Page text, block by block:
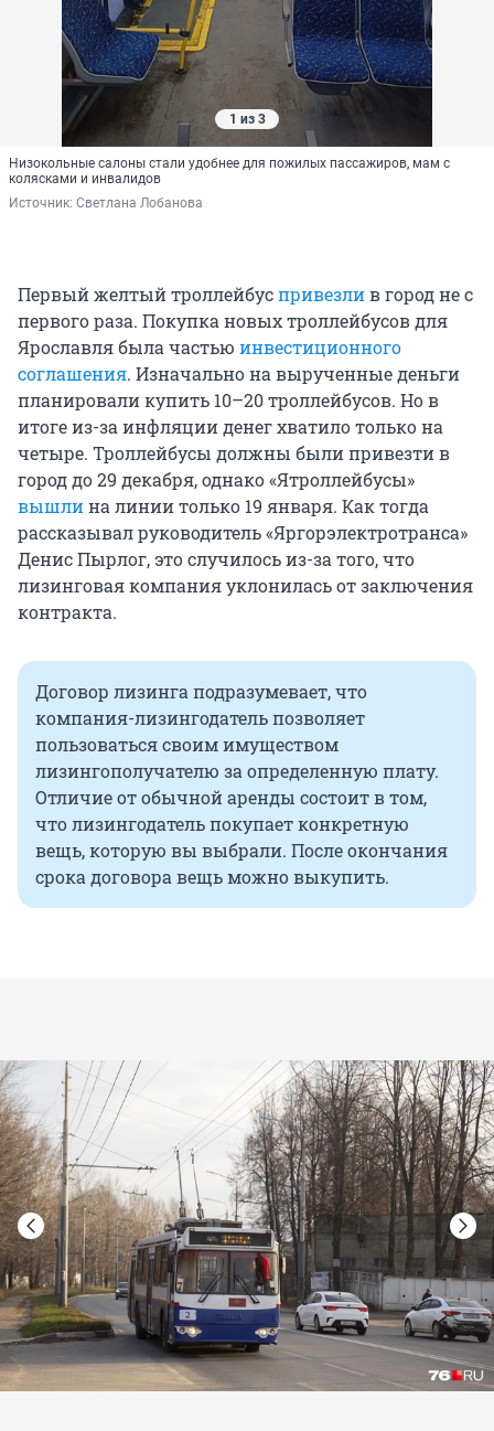
1 из 3
Низокольные салоны стали удобнее для пожилых пассажиров, мам с
колясками и инвалидов
Источник: Светлана Лобанова
Первый желтый троллейбуспривезлив город не с
первого раза. Покупка новых троллейбусов для
Ярославля была частью инвестиционного
соглашения. Изначально на вырученные деньги
планировали купить 10–20 троллейбусов. Но в
итоге из-за инфляции денег хватило только на
четыре. Троллейбусы должны были привезти в
город до 29 декабря, однако «Ятроллейбусы»
вышлина линии только 19 января. Как тогда
рассказывал руководитель «Яргорэлектротранса»
Денис Пырлог, это случилось из-за того, что
лизинговая компания уклонилась от заключения
контракта.
Договор лизинга подразумевает, что
компания-лизингодатель позволяет
пользоваться своим имуществом
лизингополучателю за определенную плату.
Отличие от обычной аренды состоит в том,
что лизингодатель покупает конкретную
вещь, которую вы выбрали. После окончания
срока договора вещь можно выкупить.